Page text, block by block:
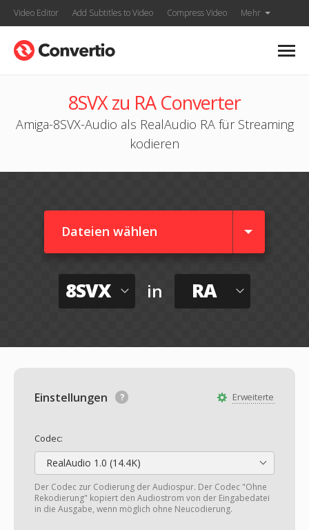
Video Editor Add Subtitles to Video Compress Video Mehr
8SVX zu RA Converter
Amiga-8SVX-Audio als RealAudio RA für Streaming
kodieren
Dateien wählen
8SVX in RA
Erweiterte
Einstellungen
Codec:
RealAudio 1.0 (14.4K)
Der Codec zur Codierung der Audiospur. Der Codec "Ohne
Rekodierung" kopiert den Audiostrom von der Eingabedatei
in die Ausgabe, wenn möglich ohne Neucodierung.